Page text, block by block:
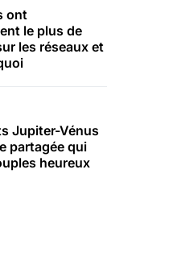
ont
le plus de
les réseaux et
Jupiter-Vénus
partagée qui
heureux